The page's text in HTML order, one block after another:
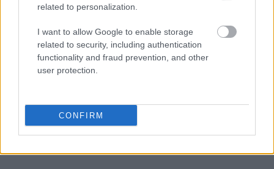
related to personalization.
I want to allow Google to enable storage
related to security, including authentication
functionality and fraud prevention, and other
user protection.
CONFIRM